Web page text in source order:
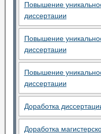
Повышение
диссертации
Повышение
диссертации
Повышение
диссертации
Доработка
Доработка